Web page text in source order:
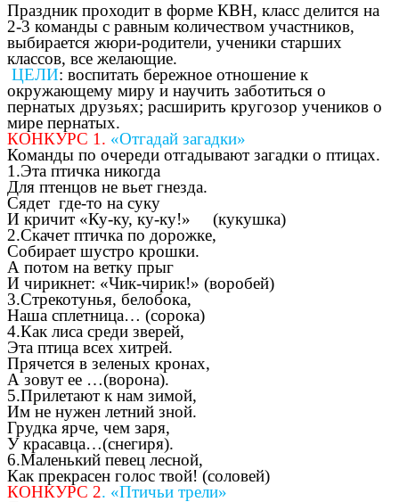
Праздник проходит в форме КВН, класс делится на
2-3 команды с равным количеством участников,
выбирается жюри-родители, ученики старших
классов, все желающие.
ЦЕЛИ: воспитать бережное отношение к
окружающему миру и научить заботиться о
пернатых друзьях; расширить кругозор учеников о
мире пернатых.
КОНКУРС 1. «Отгадай загадки»
Команды по очереди отгадывают загадки о птицах.
1.Эта птичка никогда
Для птенцов не вьет гнезда.
Сядет где-то на суку
И кричит «Ку-ку, ку-ку!» (кукушка)
2.Скачет птичка по дорожке,
Собирает шустро крошки.
А потом на ветку прыг
И чирикнет: «Чик-чирик!» (воробей)
3.Стрекотунья, белобока,
Наша сплетница… (сорока)
4.Как лиса среди зверей,
Эта птица всех хитрей.
Прячется в зеленых кронах,
А зовут ее …(ворона).
5.Прилетают к нам зимой,
Им не нужен летний зной.
Грудка ярче, чем заря,
У красавца…(снегиря).
6.Маленький певец лесной,
Как прекрасен голос твой! (соловей)
КОНКУРС 2. «Птичьи трели»